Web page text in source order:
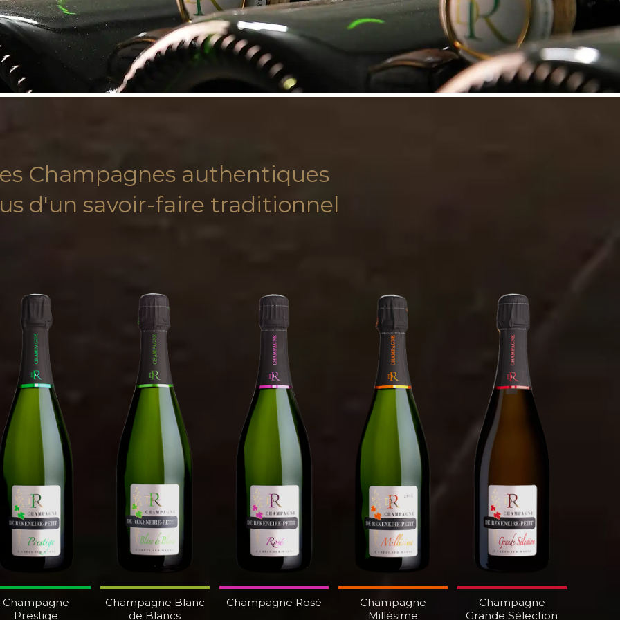
Champagnes authentiques
d'un savoir-faire traditionnel
Champagne
Prestige
Champagne Blanc
de Blancs
Champagne Rosé
Champagne
Millésime
Champagne
Grande Sélection